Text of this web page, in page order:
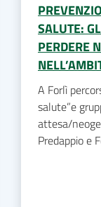
SALUTE:
PERDERE
A Forlì
salute”e
attesa/
Predappio e